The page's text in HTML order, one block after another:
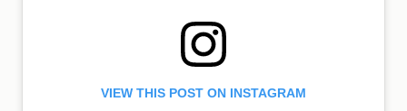
VIEW THIS POST ON INSTAGRAM